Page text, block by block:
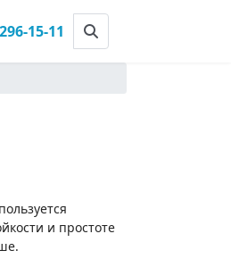
15-11
и простоте